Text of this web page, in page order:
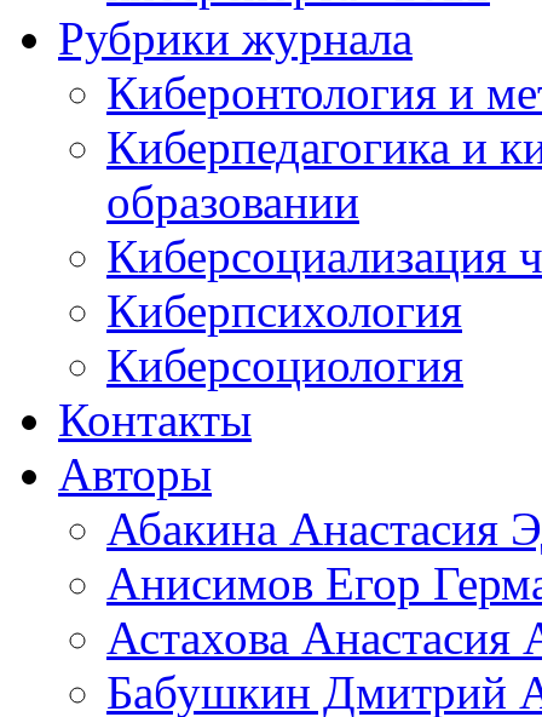
Рубрики журнала
Киберонтология и
Киберпедагогика и
образовании
Киберсоциализация
Киберпсихология
Киберсоциология
Контакты
Авторы
Абакина Анастасия
Анисимов Егор
Астахова Анастасия
Бабушкин Дмитрий